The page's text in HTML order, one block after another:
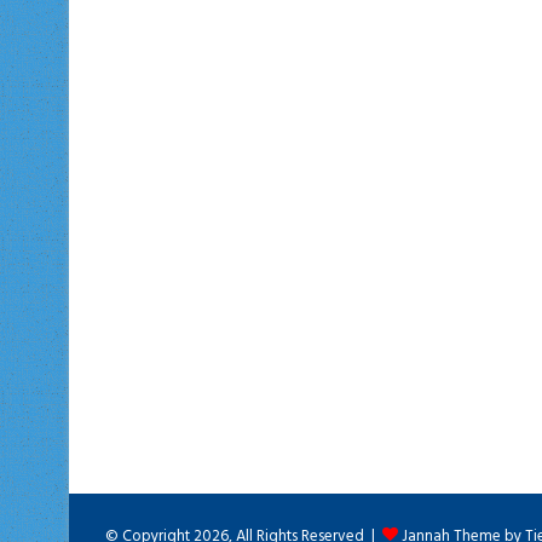
© Copyright 2026, All Rights Reserved | Jannah Theme by